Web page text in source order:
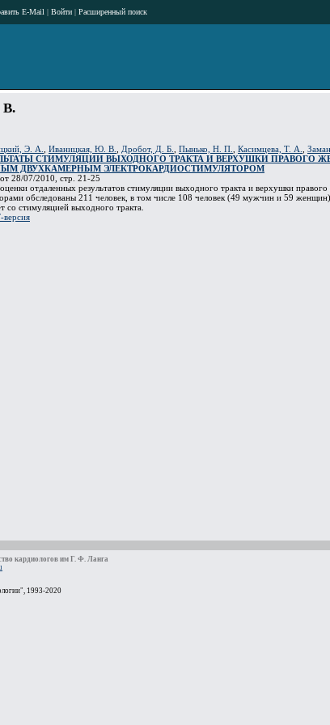
E-Mail | Войти | Расширенный поиск
В.
Э. А. Иваницкая, Ю. В. Дробот, Д. Б. Пынько, Н. П. Касимцева, Т. А.
СТИМУЛЯЦИИ ВЫХОДНОГО ТРАКТА И ВЕРХУШКИ
ДВУХКАМЕРНЫМ ЭЛЕКТРОКАРДИОСТИМУЛЯТОРОМ
от 28/07/2010, стр. 21-25
отдаленных результатов стимуляции выходного тракта и верхушки
обследованы 211 человек, в том числе 108 человек (49 мужчин и 59
со стимуляцией выходного тракта.
версия
кардиологов им Г. Ф. Ланга
1993-2020